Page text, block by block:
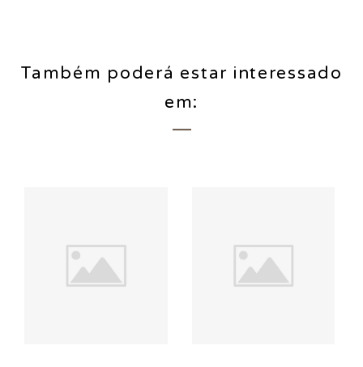
Também poderá estar interessado
em: